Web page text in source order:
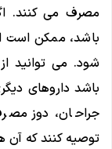
مصرف می کنند.
باشد، ممکن است
شود. می توانید
باشد داروهای
جراحان، دوز
توصیه کنند که آن